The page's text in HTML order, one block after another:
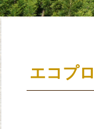
エコプ